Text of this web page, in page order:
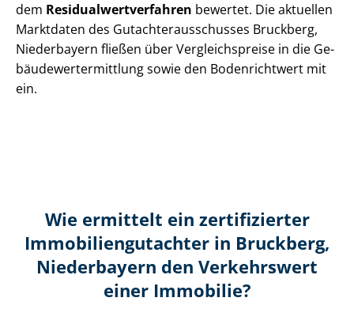
dem Re­si­du­al­wert­ver­fah­ren bewertet. Die aktuellen
Marktdaten des Gut­ach­ter­aus­schus­ses Bruckberg,
Niederbayern fließen über Ver­gleichs­prei­se in die Ge­
bäu­de­wert­ermitt­lung sowie den Bodenrichtwert mit
ein.
Wie ermittelt ein zertifizierter
Immobilien­gutachter in Bruckberg,
Niederbayern den Verkehrswert
einer Immobilie?